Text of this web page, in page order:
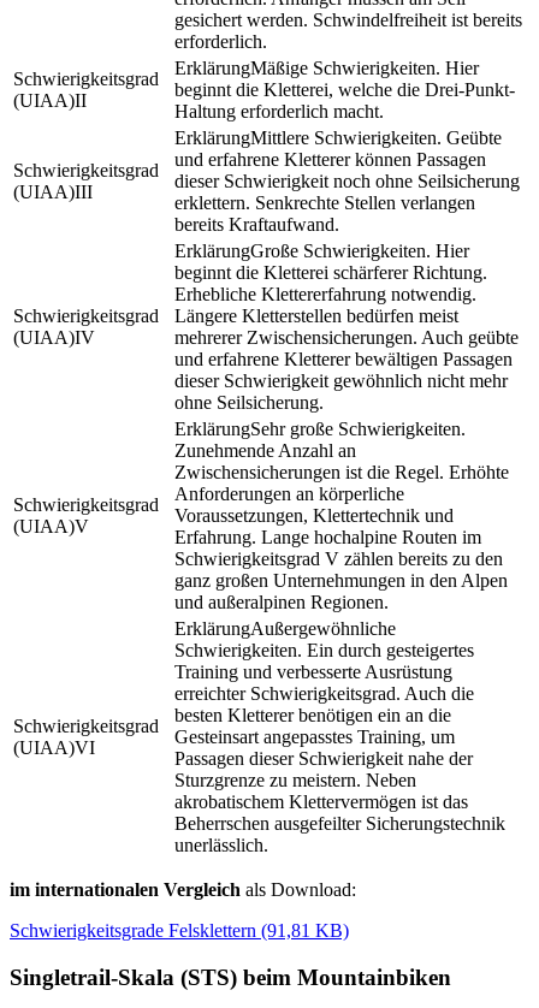
gesichert werden. Schwindelfreiheit ist bereits
erforderlich.
II
Mäßige Schwierigkeiten. Hier
beginnt die Kletterei, welche die Drei-Punkt-
Haltung erforderlich macht.
III
Mittlere Schwierigkeiten. Geübte
und erfahrene Kletterer können Passagen
dieser Schwierigkeit noch ohne Seilsicherung
erklettern. Senkrechte Stellen verlangen
bereits Kraftaufwand.
IV
Große Schwierigkeiten. Hier
beginnt die Kletterei schärferer Richtung.
Erhebliche Klettererfahrung notwendig.
Längere Kletterstellen bedürfen meist
mehrerer Zwischensicherungen. Auch geübte
und erfahrene Kletterer bewältigen Passagen
dieser Schwierigkeit gewöhnlich nicht mehr
ohne Seilsicherung.
V
Sehr große Schwierigkeiten.
Zunehmende Anzahl an
Zwischensicherungen ist die Regel. Erhöhte
Anforderungen an körperliche
Voraussetzungen, Klettertechnik und
Erfahrung. Lange hochalpine Routen im
Schwierigkeitsgrad V zählen bereits zu den
ganz großen Unternehmungen in den Alpen
und außeralpinen Regionen.
VI
Außergewöhnliche
Schwierigkeiten. Ein durch gesteigertes
Training und verbesserte Ausrüstung
erreichter Schwierigkeitsgrad. Auch die
besten Kletterer benötigen ein an die
Gesteinsart angepasstes Training, um
Passagen dieser Schwierigkeit nahe der
Sturzgrenze zu meistern. Neben
akrobatischem Klettervermögen ist das
Beherrschen ausgefeilter Sicherungstechnik
unerlässlich.
im internationalen Vergleich als Download:
Schwierigkeitsgrade Felsklettern (91,81 KB)
Singletrail-Skala (STS) beim Mountainbiken